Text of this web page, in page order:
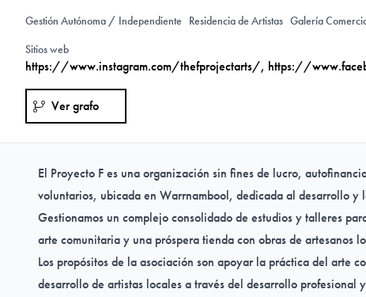
Gestión Autónoma / Independiente Residencia de Artistas Galería
Sitios web
https://www.instagram.com/thefprojectarts/, https://
Ver grafo
El Proyecto F es una organización sin fines de lucro,
voluntarios, ubicada en Warrnambool, dedicada al desarrollo y
Gestionamos un complejo consolidado de estudios y talleres
arte comunitaria y una próspera tienda con obras de artesanos
Los propósitos de la asociación son apoyar la práctica del arte
desarrollo de artistas locales a través del desarrollo profesional